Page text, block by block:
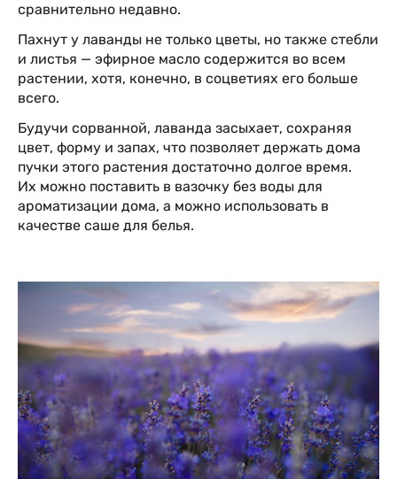
сравнительно недавно.
Пахнут у лаванды не только цветы, но также стебли
и листья — эфирное масло содержится во всем
растении, хотя, конечно, в соцветиях его больше
всего.
Будучи сорванной, лаванда засыхает, сохраняя
цвет, форму и запах, что позволяет держать дома
пучки этого растения достаточно долгое время.
Их можно поставить в вазочку без воды для
ароматизации дома, а можно использовать в
качестве саше для белья.